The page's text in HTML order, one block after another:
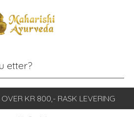
KR 800,- RASK LEVERING